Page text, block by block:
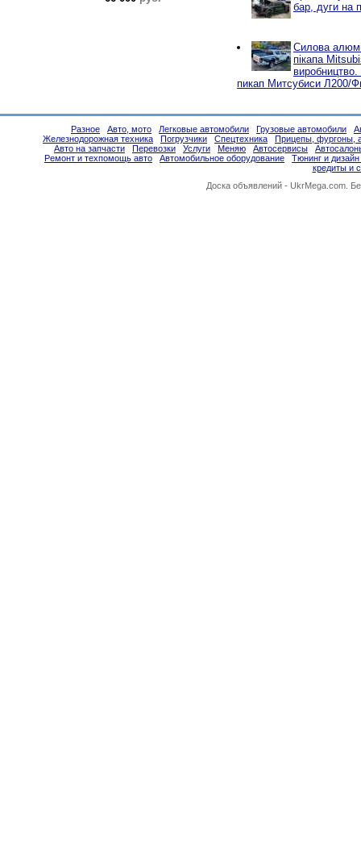
бар, дуги на
Силова
пікапа
пикап Митсубиси Л200/
Разное Авто, мото Легковые автомобили Грузовые автомобили
Железнодорожная техника
Погрузчики Спецтехника
Прицепы, фургоны,
Авто на запчасти
Перевозки Услуги Меняю Автосервисы
Ремонт и техпомощь авто
Автомобильное оборудование
Тюнинг и дизайн
кредиты и
Доска объявлений - UkrMega.com.